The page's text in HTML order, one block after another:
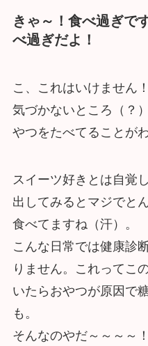
きゃ～！食べ過ぎで
べ過ぎだよ！
こ、これはいけません！
気づかないところ（？
やつをたべてることが
スイーツ好きとは自覚
出してみるとマジでと
食べてますね（汗）。
こんな日常では健康診
りません。これってこ
いたらおやつが原因で
も。
そんなのやだ～～～～！